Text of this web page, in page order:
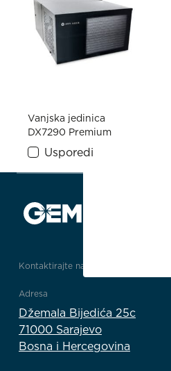
Vanjska jedinica
DX7290 Premium
Usporedi
Kontaktirajte nas
Adresa
Džemala Bijedića 25c
71000 Sarajevo
Bosna i Hercegovina